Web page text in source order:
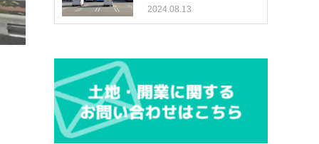
2024.08.13